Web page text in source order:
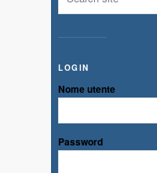
LOGIN
Nome utente
Password